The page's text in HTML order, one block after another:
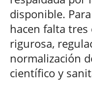
disponible.
hacen falta
rigurosa,
normalización
científico y